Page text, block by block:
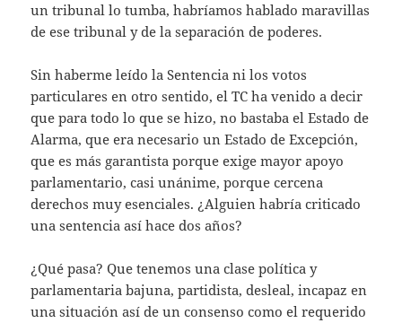
un tribunal lo tumba, habríamos hablado maravillas
de ese tribunal y de la separación de poderes.
Sin haberme leído la Sentencia ni los votos
particulares en otro sentido, el TC ha venido a decir
que para todo lo que se hizo, no bastaba el Estado de
Alarma, que era necesario un Estado de Excepción,
que es más garantista porque exige mayor apoyo
parlamentario, casi unánime, porque cercena
derechos muy esenciales. ¿Alguien habría criticado
una sentencia así hace dos años?
¿Qué pasa? Que tenemos una clase política y
parlamentaria bajuna, partidista, desleal, incapaz en
una situación así de un consenso como el requerido